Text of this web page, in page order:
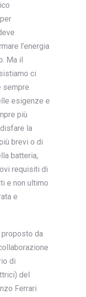
l’energia
Ma il
ci
sempre
esigenze e
più
la
brevi o di
batteria,
requisiti di
e non ultimo
e
da
di
del
Ferrari